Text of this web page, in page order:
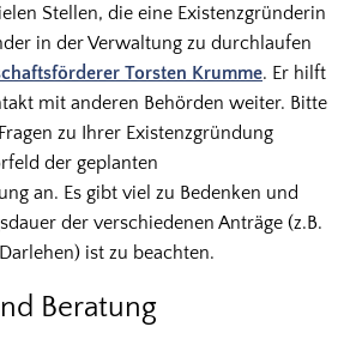
Stellen, die eine Existenzgründerin
in der Verwaltung zu durchlaufen
Torsten Krumme. Er hilft
mit anderen Behörden weiter. Bitte
zu Ihrer Existenzgründung
der geplanten
an. Es gibt viel zu Bedenken und
der verschiedenen Anträge (z.B.
ist zu beachten.
Beratung